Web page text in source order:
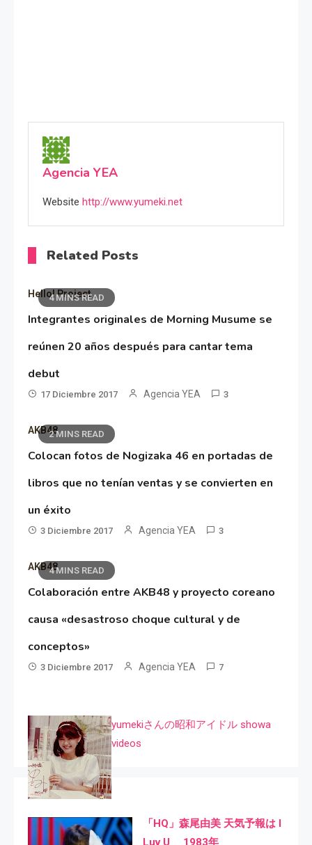
Agencia YEA
Website http://www.yumeki.net
Related Posts
4 MINS READ
Hello! Project
Integrantes originales de Morning Musume se
reúnen 20 años después para cantar tema
debut
17 Diciembre 2017 Agencia YEA 3
2 MINS READ
AKB48
Colocan fotos de Nogizaka 46 en portadas de
libros que no tenían ventas y se convierten en
un éxito
3 Diciembre 2017 Agencia YEA 3
4 MINS READ
AKB48
Colaboración entre AKB48 y proyecto coreano
causa «desastroso choque cultural y de
conceptos»
3 Diciembre 2017 Agencia YEA 7
yumekiさんの昭和アイドル showa
videos
「HQ」森尾由美 天気予報は I
Luv U 1983年